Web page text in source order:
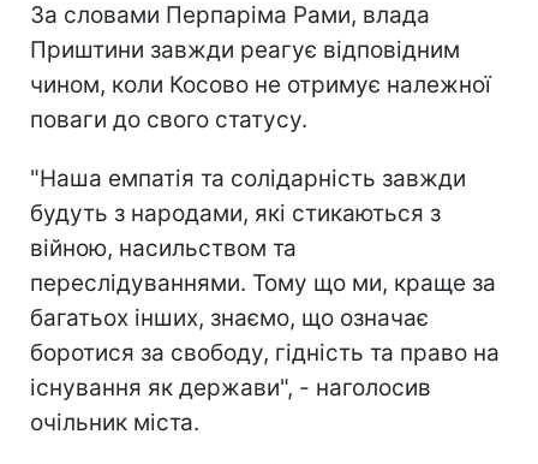
За словами Перпаріма Рами, влада
Приштини завжди реагує відповідним
чином, коли Косово не отримує належної
поваги до свого статусу.
"Наша емпатія та солідарність завжди
будуть з народами, які стикаються з
війною, насильством та
переслідуваннями. Тому що ми, краще за
багатьох інших, знаємо, що означає
боротися за свободу, гідність та право на
існування як держави", - наголосив
очільник міста.